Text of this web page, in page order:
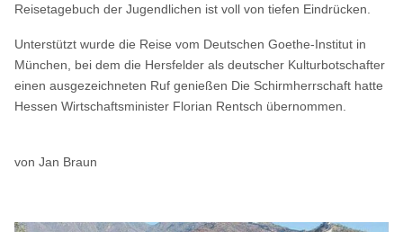
Reisetagebuch der Jugendlichen ist voll von tiefen Eindrücken.
Unterstützt wurde die Reise vom Deutschen Goethe-Institut in
München, bei dem die Hersfelder als deutscher Kulturbotschafter
einen ausgezeichneten Ruf genießen Die Schirmherrschaft hatte
Hessen Wirtschaftsminister Florian Rentsch übernommen.
von Jan Braun